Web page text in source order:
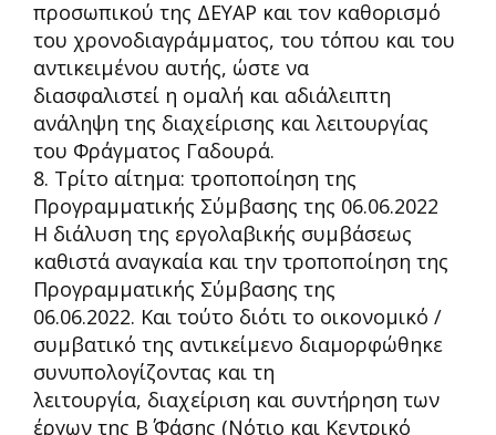
προσωπικού της ΔΕΥΑΡ και τον καθορισμό
του χρονοδιαγράμματος, του τόπου και του
αντικειμένου αυτής, ώστε να
διασφαλιστεί η ομαλή και αδιάλειπτη
ανάληψη της διαχείρισης και λειτουργίας
του Φράγματος Γαδουρά.
8. Τρίτο αίτημα: τροποποίηση της
Προγραμματικής Σύμβασης της 06.06.2022
Η διάλυση της εργολαβικής συμβάσεως
καθιστά αναγκαία και την τροποποίηση της
Προγραμματικής Σύμβασης της
06.06.2022. Και τούτο διότι το οικονομικό /
συμβατικό της αντικείμενο διαμορφώθηκε
συνυπολογίζοντας και τη
λειτουργία, διαχείριση και συντήρηση των
έργων της Β΄ Φάσης (Νότιο και Κεντρικό